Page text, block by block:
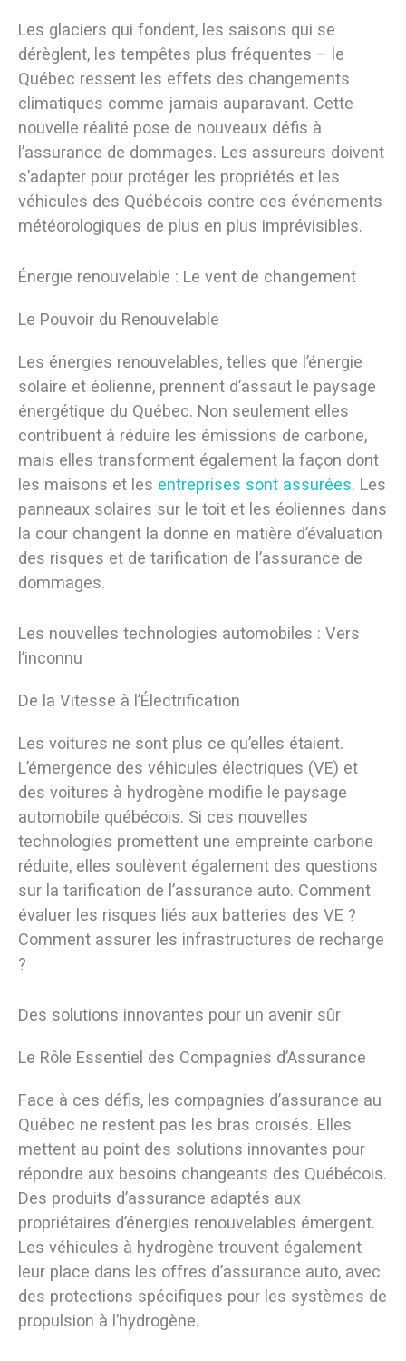
Les glaciers qui fondent, les saisons qui se
dérèglent, les tempêtes plus fréquentes – le
Québec ressent les effets des changements
climatiques comme jamais auparavant. Cette
nouvelle réalité pose de nouveaux défis à
l’assurance de dommages. Les assureurs doivent
s’adapter pour protéger les propriétés et les
véhicules des Québécois contre ces événements
météorologiques de plus en plus imprévisibles.
Énergie renouvelable : Le vent de changement
Le Pouvoir du Renouvelable
Les énergies renouvelables, telles que l’énergie
solaire et éolienne, prennent d’assaut le paysage
énergétique du Québec. Non seulement elles
contribuent à réduire les émissions de carbone,
mais elles transforment également la façon dont
les maisons et les entreprises sont assurées. Les
panneaux solaires sur le toit et les éoliennes dans
la cour changent la donne en matière d’évaluation
des risques et de tarification de l’assurance de
dommages.
Les nouvelles technologies automobiles : Vers
l’inconnu
De la Vitesse à l’Électrification
Les voitures ne sont plus ce qu’elles étaient.
L’émergence des véhicules électriques (VE) et
des voitures à hydrogène modifie le paysage
automobile québécois. Si ces nouvelles
technologies promettent une empreinte carbone
réduite, elles soulèvent également des questions
sur la tarification de l’assurance auto. Comment
évaluer les risques liés aux batteries des VE ?
Comment assurer les infrastructures de recharge
?
Des solutions innovantes pour un avenir sûr
Le Rôle Essentiel des Compagnies d’Assurance
Face à ces défis, les compagnies d’assurance au
Québec ne restent pas les bras croisés. Elles
mettent au point des solutions innovantes pour
répondre aux besoins changeants des Québécois.
Des produits d’assurance adaptés aux
propriétaires d’énergies renouvelables émergent.
Les véhicules à hydrogène trouvent également
leur place dans les offres d’assurance auto, avec
des protections spécifiques pour les systèmes de
propulsion à l’hydrogène.